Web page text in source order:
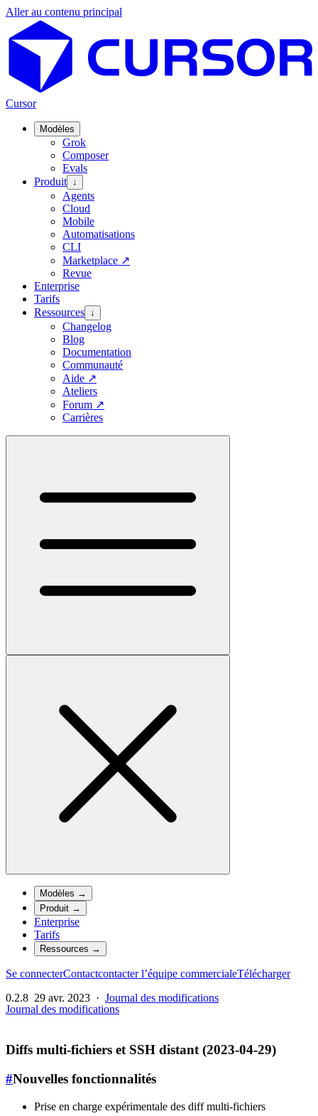
Aller au contenu principal
Cursor
Modèles
Grok
Composer
Evals
Produit ↓
Agents
Cloud
Mobile
Automatisations
CLI
Marketplace ↗
Revue
Enterprise
Tarifs
Ressources ↓
Changelog
Blog
Documentation
Communauté
Aide ↗
Ateliers
Forum ↗
Carrières
Modèles →
Produit →
Enterprise
Tarifs
Ressources →
Se connecterContactcontacter l’équipe commercialeTélécharger
0.2.8 29 avr. 2023 · Journal des modifications
Journal des modifications
Diffs multi-fichiers et SSH distant (2023-04-29)
#Nouvelles fonctionnalités
Prise en charge expérimentale des diff multi-fichiers